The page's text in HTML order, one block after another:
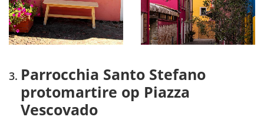
Parrocchia Santo Stefano
protomartire op Piazza
Vescovado